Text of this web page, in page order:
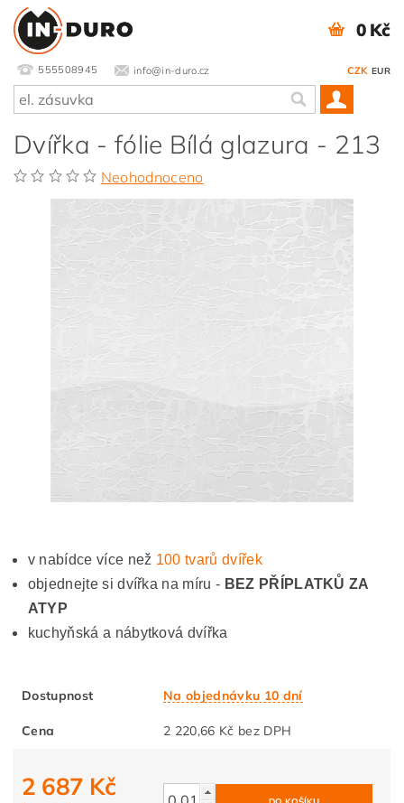
555508945 info@in-duro.cz CZK EUR
0 Kč
Dvířka - fólie Bílá glazura - 213
Neohodnoceno
v nabídce více než 100 tvarů dvířek
objednejte si dvířka na míru - BEZ PŘÍPLATKŮ ZA
ATYP
kuchyňská a nábytková dvířka
Dostupnost Na objednávku 10 dní
Cena 2 220,66 Kč bez DPH
2 687 Kč